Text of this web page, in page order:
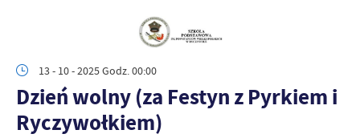
13 - 10 - 2025 Godz. 00:00
Dzień wolny (za Festyn z Pyrkiem i
Ryczywołkiem)